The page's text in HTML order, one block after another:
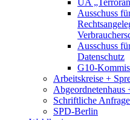
UA
Ausschuss
Ausschuss
Datenschutz
G10-
Arbeitskreise +
Abgeordnetenhaus
Schriftliche
SPD-Berlin